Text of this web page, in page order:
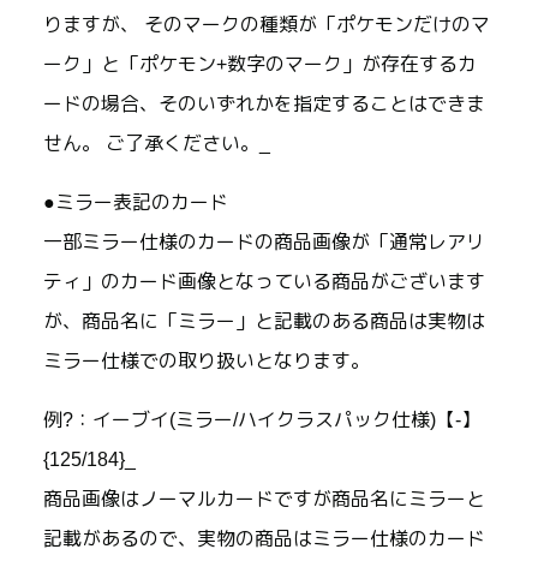
りますが、 そのマークの種類が「ポケモンだけのマ
ーク」と「ポケモン+数字のマーク」が存在するカ
ードの場合、そのいずれかを指定することはできま
せん。 ご了承ください。_
●ミラー表記のカード
一部ミラー仕様のカードの商品画像が「通常レアリ
ティ」のカード画像となっている商品がございます
が、商品名に「ミラー」と記載のある商品は実物は
ミラー仕様での取り扱いとなります。
例?：イーブイ(ミラー/ハイクラスパック仕様)【-】
{125/184}_
商品画像はノーマルカードですが商品名にミラーと
記載があるので、実物の商品はミラー仕様のカード